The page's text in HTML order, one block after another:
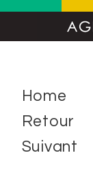
Home
Retour
Suivant